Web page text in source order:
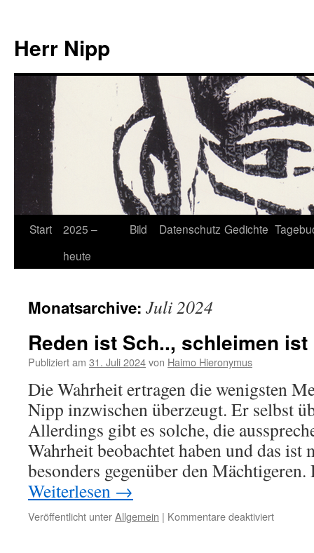
Herr Nipp
Zum
Start
2025 –
heute
Bild Datenschutz Gedichte
Monatsarchive: Juli 2024
Reden ist Sch.., schleimen ist
Publiziert am 31. Juli 2024von Haimo Hieronymus
Die Wahrheit ertragen die wenigsten
Nipp inzwischen überzeugt. Er selbst
Allerdings gibt es solche, die
Wahrheit beobachtet haben und das ist
besonders gegenüber den
Weiterlesen →
Veröffentlicht unterAllgemein | Kommentare deaktiviertfür